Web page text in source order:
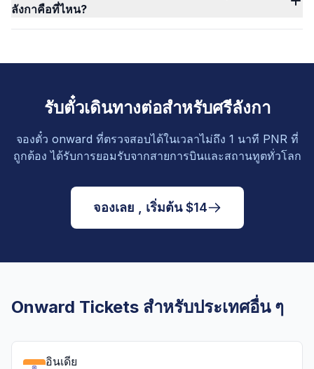
ลังกาคือที่ไหน?
รับตั๋วเดินทางต่อสำหรับศรีลังกา
จองตั๋ว onward ที่ตรวจสอบได้ในเวลาไม่ถึง 1 นาที PNR ที่
ถูกต้อง ได้รับการยอมรับจากสายการบินและสถานทูตทั่วโลก
จองเลย , เริ่มต้น $14
Onward Tickets สำหรับประเทศอื่น ๆ
อินเดีย